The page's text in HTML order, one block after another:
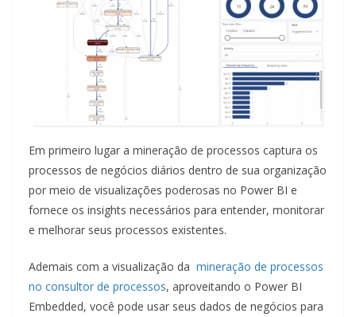
Em primeiro lugar a mineração de processos captura os
processos de negócios diários dentro de sua organização
por meio de visualizações poderosas no Power BI e
fornece os insights necessários para entender, monitorar
e melhorar seus processos existentes.
Ademais com a visualização da mineração de processos
no consultor de processos, aproveitando o Power BI
Embedded, você pode usar seus dados de negócios para